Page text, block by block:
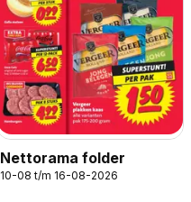
Nettorama folder
10-08 t/m 16-08-2026